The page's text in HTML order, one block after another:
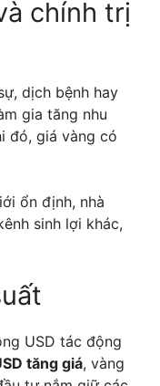
chính trị
dịch bệnh hay
gia tăng nhu
đó, giá vàng có
ổn định, nhà
sinh lợi khác,
USD tác động
tăng giá, vàng